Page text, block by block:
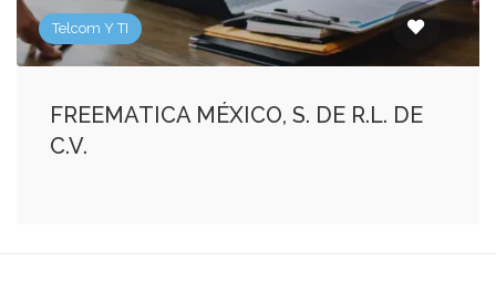
Telcom Y TI
FREEMATICA MÉXICO, S. DE R.L. DE
C.V.